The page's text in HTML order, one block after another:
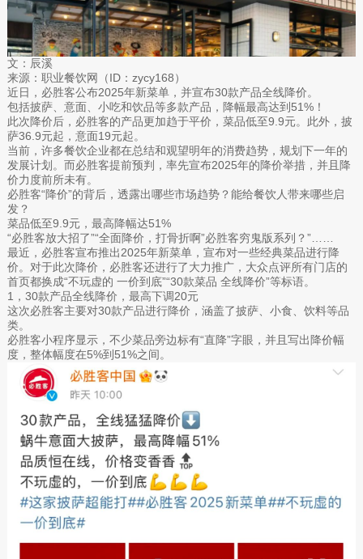
文：辰溪
来源：职业餐饮网（ID：zycy168）
近日，必胜客公布2025年新菜单，并宣布30款产品全线降价。
包括披萨、意面、小吃和饮品等多款产品，降幅最高达到51%！
此次降价后，必胜客的产品更加趋于平价，菜品低至9.9元。此外，披
萨36.9元起，意面19元起。
当前，许多餐饮企业都在总结和观望明年的消费趋势，规划下一年的
发展计划。而必胜客提前预判，率先宣布2025年的降价举措，并且降
价力度前所未有。
必胜客“降价”的背后，透露出哪些市场趋势？能给餐饮人带来哪些启
发？
菜品低至9.9元，最高降幅达51%
“必胜客放大招了”“全面降价，打骨折啊”必胜客穷鬼版系列？”……
最近，必胜客宣布推出2025年新菜单，宣布对一些经典菜品进行降
价。对于此次降价，必胜客还进行了大力推广，大众点评所有门店的
首页都换成“不玩虚的 一价到底”“30款菜品 全线降价”等标语。
1，30款产品全线降价，最高下调20元
这次必胜客主要对30款产品进行降价，涵盖了披萨、小食、饮料等品
类。
必胜客小程序显示，不少菜品旁边标有“直降”字眼，并且写出降价幅
度，整体幅度在5%到51%之间。